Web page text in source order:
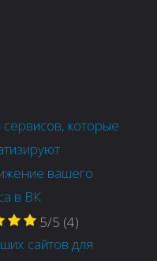
которые
вашего
в ВК
5/5 (4)
сайтов для